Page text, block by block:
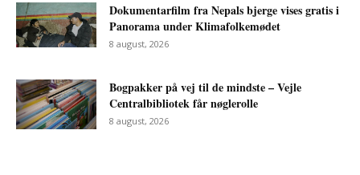
Dokumentarfilm fra Nepals bjerge vises gratis i
Panorama under Klimafolkemødet
8 august, 2026
Bogpakker på vej til de mindste – Vejle
Centralbibliotek får nøglerolle
8 august, 2026